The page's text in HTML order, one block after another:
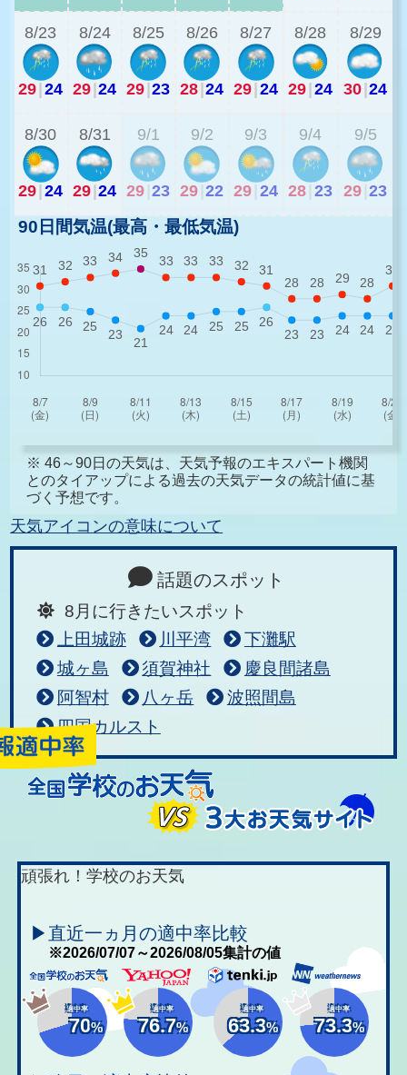
8/23
29 24
8/24
29 24
8/25
29 23
8/26
28 24
8/27
29 24
8/28
29 24
8/29
30 24
8/30
29 24
8/31
29 24
9/1
29 23
9/2
29 22
9/3
29 24
9/4
28 23
9/5
29 23
90日間気温(最高・最低気温)
※ 46～90日の天気は、天気予報のエキスパート機関
とのタイアップによる過去の天気データの統計値に基
づく予想です。
天気アイコンの意味について
話題のスポット
8月に行きたいスポット
上田城跡
川平湾
下灘駅
城ヶ島
須賀神社
慶良間諸島
阿智村
八ヶ岳
波照間島
四国カルスト
頑張れ！学校のお天気
▶直近一ヵ月の適中率比較
※2026/07/07～2026/08/05集計の値
適中率
70%
適中率
76.7%
適中率
63.3%
適中率
73.3%